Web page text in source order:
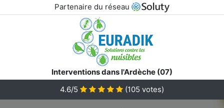
Partenaire du réseau
Interventions dans l'Ardèche (07)
4.6/5 (105 votes)